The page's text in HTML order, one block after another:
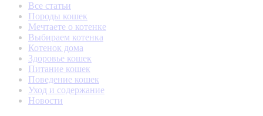
Все статьи
Породы кошек
Мечтаете о котенке
Выбираем котенка
Котенок дома
Здоровье кошек
Питание кошек
Поведение кошек
Уход и содержание
Новости